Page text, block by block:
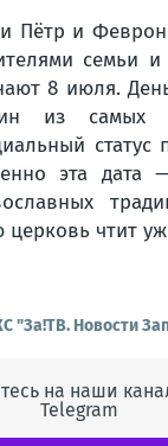
Пётр и
семьи
8 июля.
из самых
статус
эта дата
чтит
"Зa!ТВ. Новости
на наши
Telegram